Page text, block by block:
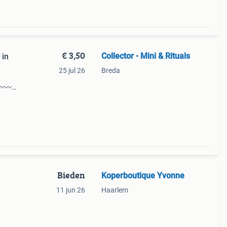
in
〰️
€ 3,50
25 jul 26
Collector - Mini & Rituals
Breda
Bieden
11 jun 26
Koperboutique Yvonne
Haarlem